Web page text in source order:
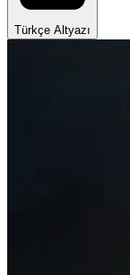
Türkçe Altyazı